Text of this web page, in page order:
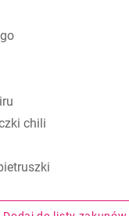
chili